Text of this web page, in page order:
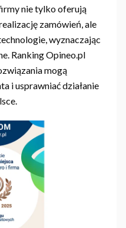
nie tylko oferują
zamówień, ale
wyznaczając
Ranking Opineo.pl
mogą
i usprawniać działanie